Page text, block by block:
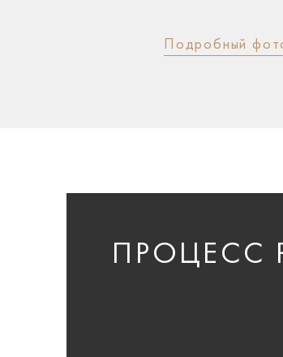
Подробный
ПРОЦЕСС